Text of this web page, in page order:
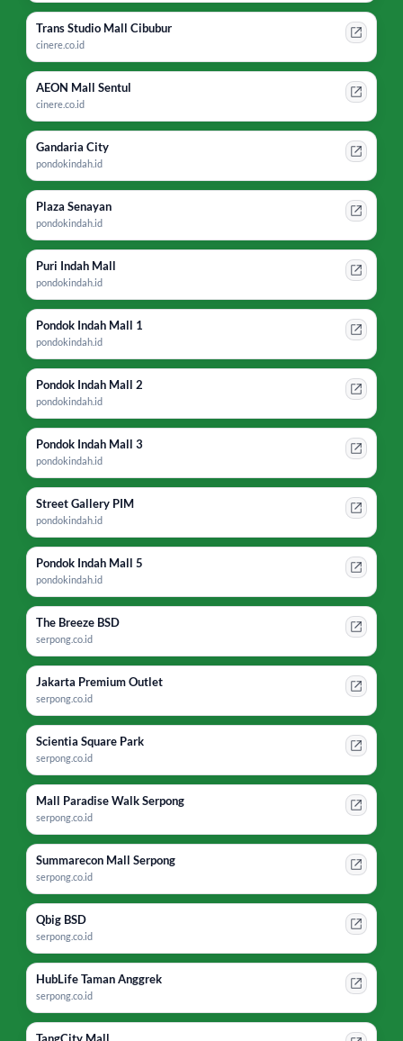
Trans Studio Mall Cibubur
cinere.co.id
AEON Mall Sentul
cinere.co.id
Gandaria City
pondokindah.id
Plaza Senayan
pondokindah.id
Puri Indah Mall
pondokindah.id
Pondok Indah Mall 1
pondokindah.id
Pondok Indah Mall 2
pondokindah.id
Pondok Indah Mall 3
pondokindah.id
Street Gallery PIM
pondokindah.id
Pondok Indah Mall 5
pondokindah.id
The Breeze BSD
serpong.co.id
Jakarta Premium Outlet
serpong.co.id
Scientia Square Park
serpong.co.id
Mall Paradise Walk Serpong
serpong.co.id
Summarecon Mall Serpong
serpong.co.id
Qbig BSD
serpong.co.id
HubLife Taman Anggrek
serpong.co.id